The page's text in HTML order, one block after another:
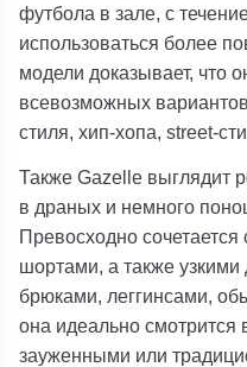
футбола в зале, с
использоваться более
модели доказывает, что
всевозможных
стиля, хип-хопа, street-
Также Gazelle выглядит
в драных и немного
Превосходно
шортами, а также
брюками, леггинсами,
она идеально смотрится
зауженными или